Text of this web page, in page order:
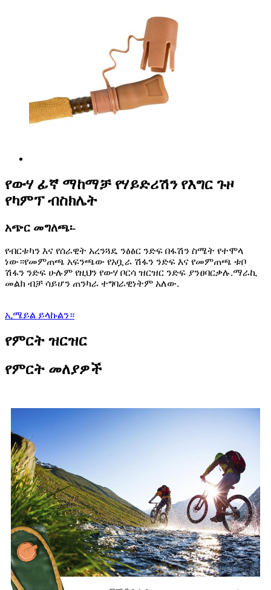
የውሃ ፊኛ ማከማቻ የሃይድሪሽን የእግር ጉዞ
የካምፕ ብስክሌት
አጭር መግለጫ፡-
የብርቱካን እና የሰራዊት አረንጓዴ ንፅፅር ንድፍ በፋሽን ስሜት የተሞላ
ነው።የመምጠጫ አፍንጫው የአቧራ ሽፋን ንድፍ እና የመምጠጫ ቱቦ
ሽፋን ንድፍ ሁሉም የዚህን የውሃ ቦርሳ ዝርዝር ንድፍ ያንፀባርቃሉ.ማራኪ
መልክ ብቻ ሳይሆን ጠንካራ ተግባራዊነትም አለው.
ኢሜይል ይላኩልን።
የምርት ዝርዝር
የምርት መለያዎች